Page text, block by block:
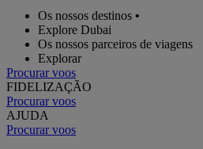
Os nossos destinos •
Explore Dubai
Os nossos parceiros de viagens
Explorar
Procurar voos
FIDELIZAÇÃO
Procurar voos
AJUDA
Procurar voos